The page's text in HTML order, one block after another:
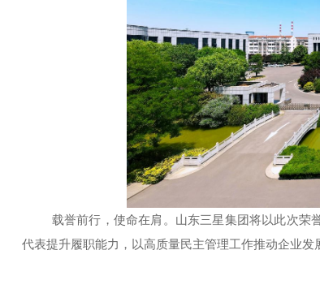
载誉前行，使命在肩。山东三星集团将以此次荣
代表提升履职能力，以高质量民主管理工作推动企业